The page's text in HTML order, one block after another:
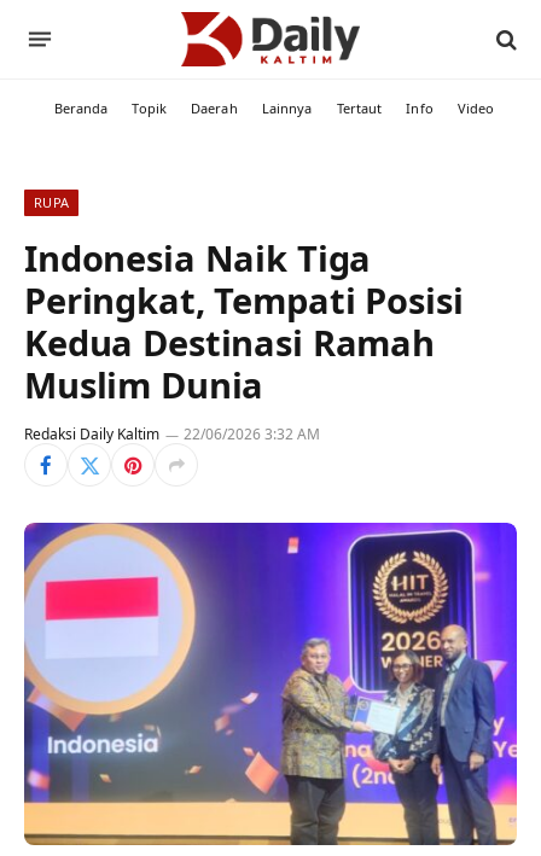
Beranda Topik Daerah Lainnya Tertaut Info Video
RUPA
Indonesia Naik Tiga
Peringkat, Tempati Posisi
Kedua Destinasi Ramah
Muslim Dunia
Redaksi Daily Kaltim 22/06/2026 3:32 AM